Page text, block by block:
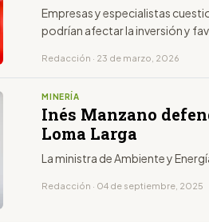
Empresas y especialistas
podrían afectar la inversión y
Redacción · 23 de marzo, 2026
MINERÍA
Inés Manzano
Loma Larga
La ministra de Ambiente y
Redacción · 04 de septiembre, 2025